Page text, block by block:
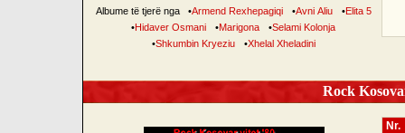
Albume të tjerë nga •Armend Rexhepagiqi •Avni Aliu •Elita 5
•Hidaver Osmani •Marigona •Selami Kolonja
•Shkumbin Kryeziu •Xhelal Xheladini
Rock
Nr.